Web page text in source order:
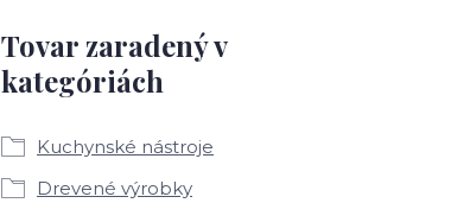
Tovar zaradený v
kategóriách
Kuchynské nástroje
Drevené výrobky